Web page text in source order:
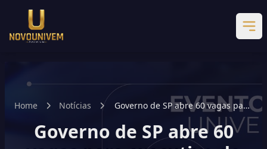
Home Notícias
Governo de SP abre 60 vagas para
executivo do Arquivo Público
Governo de SP abre 60